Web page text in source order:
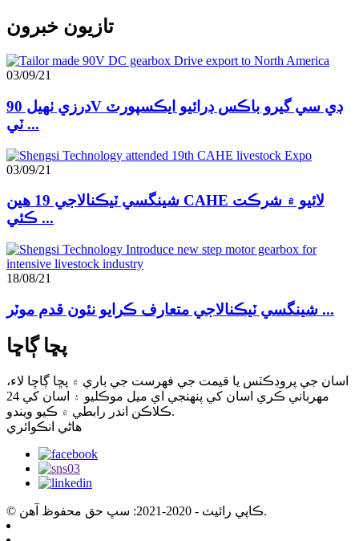
تازيون خبرون
03/09/21
درزي ٺهيل 90V ڊي سي گيرو باڪس ڊرائيو ايڪسپورٽ
ٽي ...
03/09/21
شينگسي ٽيڪنالاجي 19 هين CAHE لائيو ۾ شرڪت
ڪئي ...
18/08/21
شينگسي ٽيڪنالاجي متعارف ڪرايو نئون قدم موٽر ...
پڇا ڳاڇا
اسان جي پروڊڪٽس يا قيمت جي فهرست جي باري ۾ پڇا ڳاڇا لاء،
مهرباني ڪري اسان کي پنهنجي اي ميل موڪليو ۽ اسان کي 24
ڪلاڪن اندر رابطي ۾ ڪيو ويندو.
هاڻي انڪوائري
© ڪاپي رائيٽ - 2020-2021: سڀ حق محفوظ آهن.